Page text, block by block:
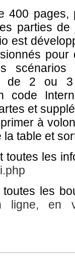
400 pages,
parties
est
scénarios
de 2 ou 3
code
et
à
table et
toutes les
les
ligne, en